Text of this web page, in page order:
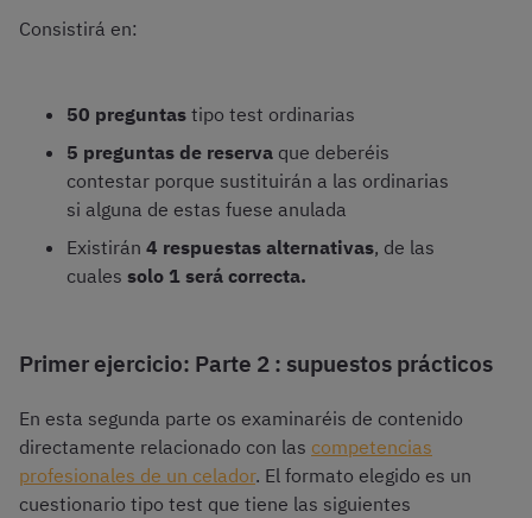
Consistirá en:
50 preguntas tipo test ordinarias
5 preguntas de reserva que deberéis
contestar porque sustituirán a las ordinarias
si alguna de estas fuese anulada
Existirán 4 respuestas alternativas, de las
cuales solo 1 será correcta.
Primer ejercicio: Parte 2 : supuestos prácticos
En esta segunda parte os examinaréis de contenido
directamente relacionado con las competencias
profesionales de un celador. El formato elegido es un
cuestionario tipo test que tiene las siguientes